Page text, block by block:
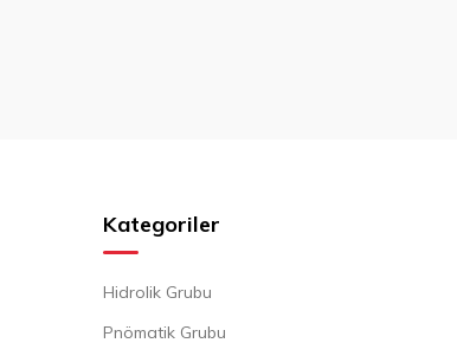
Kategoriler
Hidrolik Grubu
Pnömatik Grubu